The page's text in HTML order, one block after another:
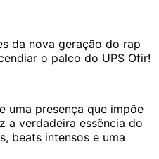
da nova geração do rap
o palco do UPS Ofir!
uma presença que impõe
a verdadeira essência do
beats intensos e uma